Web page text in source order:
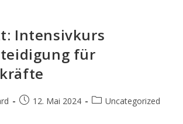
Intensivkurs
für
Beitrag12. Mai 2024
Beitrags-
Uncategorized